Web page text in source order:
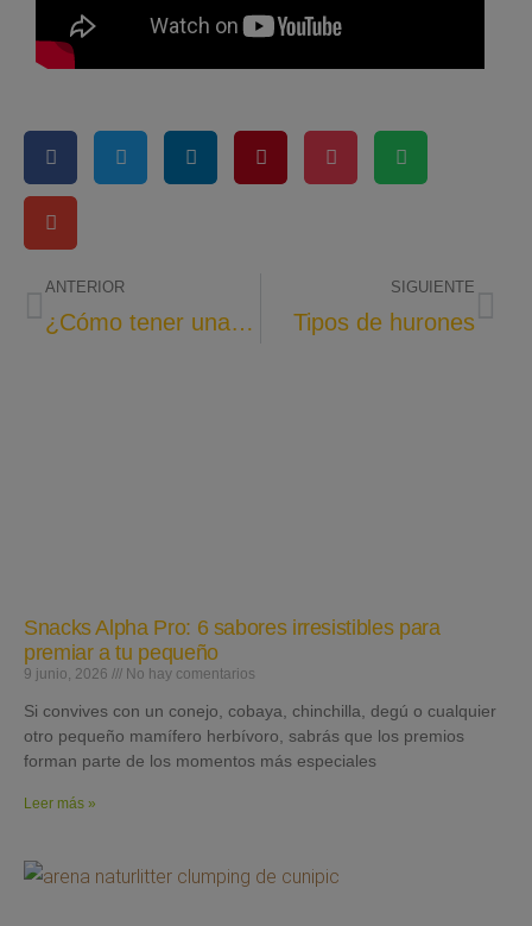
ANTERIOR
¿Cómo tener una buena relación con tu hurón?
SIGUIENTE
Tipos de hurones
Snacks Alpha Pro: 6 sabores irresistibles para
premiar a tu pequeño
9 junio, 2026 No hay comentarios
Si convives con un conejo, cobaya, chinchilla, degú o cualquier
otro pequeño mamífero herbívoro, sabrás que los premios
forman parte de los momentos más especiales
Leer más »